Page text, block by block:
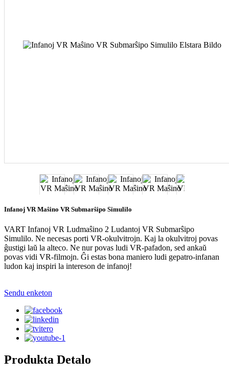
Infanoj VR Maŝino VR Submarŝipo Simulilo
VART Infanoj VR Ludmaŝino 2 Ludantoj VR Submarŝipo
Simulilo. Ne necesas porti VR-okulvitrojn. Kaj la okulvitroj povas
ĝustigi laŭ la alteco. Ne nur povas ludi VR-pafadon, sed ankaŭ
povas vidi VR-filmojn. Ĝi estas bona maniero ludi gepatro-infanan
ludon kaj inspiri la intereson de infanoj!
Sendu enketon
Produkta Detalo